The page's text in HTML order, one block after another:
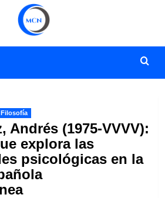
Andrés (1975-VVVV):
explora las
psicológicas en la